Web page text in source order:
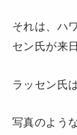
それは、ハ
セン氏が来
ラッセン氏
写真のよう